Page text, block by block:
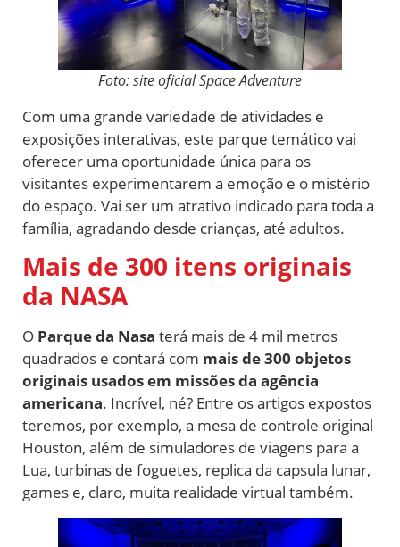
Foto: site oficial Space Adventure
Com uma grande variedade de atividades e
exposições interativas, este parque temático vai
oferecer uma oportunidade única para os
visitantes experimentarem a emoção e o mistério
do espaço. Vai ser um atrativo indicado para toda a
família, agradando desde crianças, até adultos.
Mais de 300 itens originais
da NASA
O Parque da Nasa terá mais de 4 mil metros
quadrados e contará com mais de 300 objetos
originais usados em missões da agência
americana. Incrível, né? Entre os artigos expostos
teremos, por exemplo, a mesa de controle original
Houston, além de simuladores de viagens para a
Lua, turbinas de foguetes, replica da capsula lunar,
games e, claro, muita realidade virtual também.